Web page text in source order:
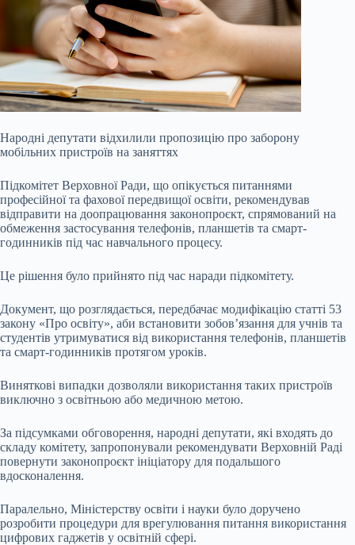
Народні депутати відхилили пропозицію про заборону
мобільних пристроїв на заняттях
Підкомітет Верховної Ради, що опікується питаннями
професійної та фахової передвищої освіти, рекомендував
відправити на доопрацювання законопроєкт, спрямований на
обмеження застосування телефонів, планшетів та смарт-
годинників під час навчального процесу.
Це рішення було прийнято під час наради підкомітету.
Документ, що розглядається, передбачає модифікацію статті 53
закону «Про освіту», аби встановити зобов’язання для учнів та
студентів утримуватися від використання телефонів, планшетів
та смарт-годинників протягом уроків.
Виняткові випадки дозволяли використання таких пристроїв
виключно з освітньою або медичною метою.
За підсумками обговорення, народні депутати, які входять до
складу комітету, запропонували рекомендувати Верховній Раді
повернути законопроєкт ініціатору для подальшого
вдосконалення.
Паралельно, Міністерству освіти і науки було доручено
розробити процедури для врегулювання питання використання
цифрових гаджетів у освітній сфері.